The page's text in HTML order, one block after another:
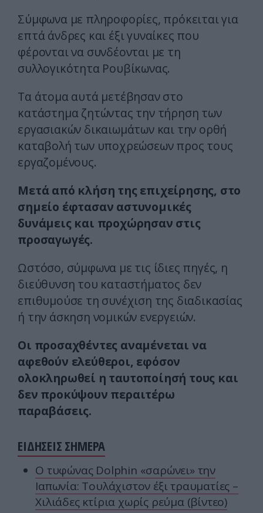
Σύμφωνα με πληροφορίες, πρόκειται για
επτά άνδρες και έξι γυναίκες που
φέρονται να συνδέονται με τη
συλλογικότητα Ρουβίκωνας.
Τα άτομα αυτά μετέβησαν στο
κατάστημα ζητώντας την τήρηση των
εργασιακών δικαιωμάτων και την ορθή
καταβολή των υποχρεώσεων προς τους
εργαζομένους.
Μετά από κλήση της επιχείρησης, στο
σημείο έφτασαν αστυνομικές
δυνάμεις και προχώρησαν στις
προσαγωγές.
Ωστόσο, σύμφωνα με τις ίδιες πηγές, η
διεύθυνση του καταστήματος δεν
επιθυμούσε τη συνέχιση της διαδικασίας
ή την άσκηση νομικών ενεργειών.
Οι προσαχθέντες αναμένεται να
αφεθούν ελεύθεροι, εφόσον
ολοκληρωθεί η ταυτοποίησή τους και
δεν προκύψουν περαιτέρω
παραβάσεις.
ΕΙΔΗΣΕΙΣ ΣΗΜΕΡΑ
O τυφώνας Dolphin «σαρώνει» την
Ιαπωνία: Τουλάχιστον έξι τραυματίες –
Χιλιάδες κτίρια χωρίς ρεύμα (βίντεο)